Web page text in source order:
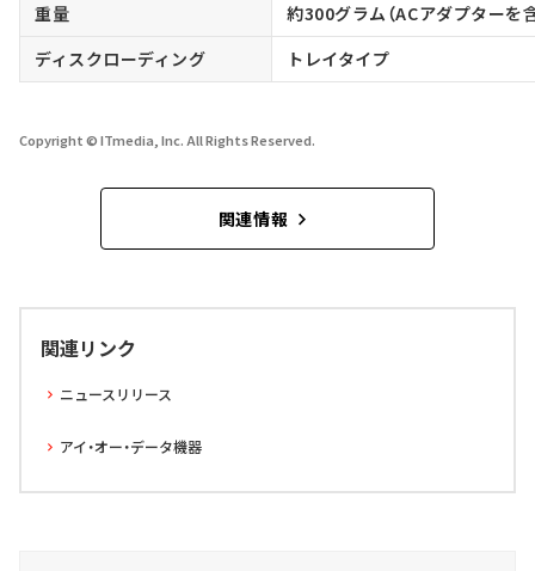
重量
約300グラム（ACアダプターを
ディスクローディング
トレイタイプ
Copyright © ITmedia, Inc. All Rights Reserved.
関連情報
関連リンク
ニュースリリース
アイ・オー・データ機器